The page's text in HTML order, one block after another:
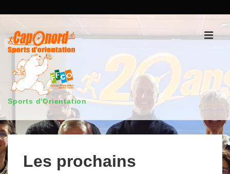
contenu
principal
Sports d'Orientation
Main
Navigation
Les prochains